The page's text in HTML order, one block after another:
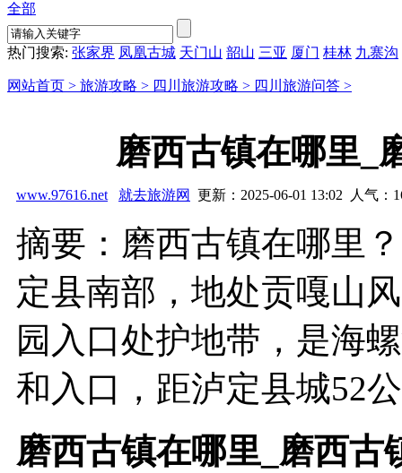
全部
热门搜索: 张家界 凤凰古城 天门山 韶山 三亚 厦门 桂林 九寨沟
网站首页 > 旅游攻略 > 四川旅游攻略 > 四川旅游问答 >
磨西古镇在哪里_
www.97616.net 就去旅游网 更新：2025-06-01 13:02 人气：
摘要：磨西古镇在哪里
定县南部，地处贡嘎山
园入口处护地带，是海
和入口，距泸定县城52
磨西古镇在哪里_磨西古